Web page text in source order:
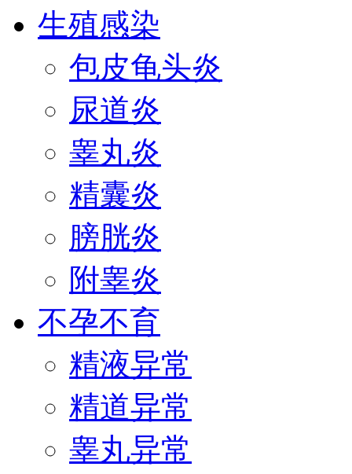
生殖感染
包皮龟头炎
尿道炎
睾丸炎
精囊炎
膀胱炎
附睾炎
不孕不育
精液异常
精道异常
睾丸异常